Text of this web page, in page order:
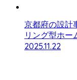
京都府の設計
リング型ホー
2025.11.22